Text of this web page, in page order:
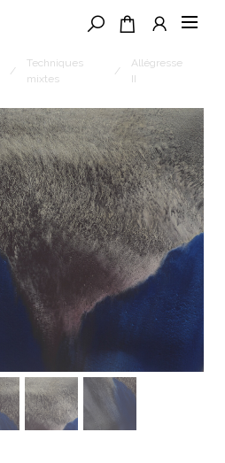
/
Techniques
mixtes
/
Allégresse
II